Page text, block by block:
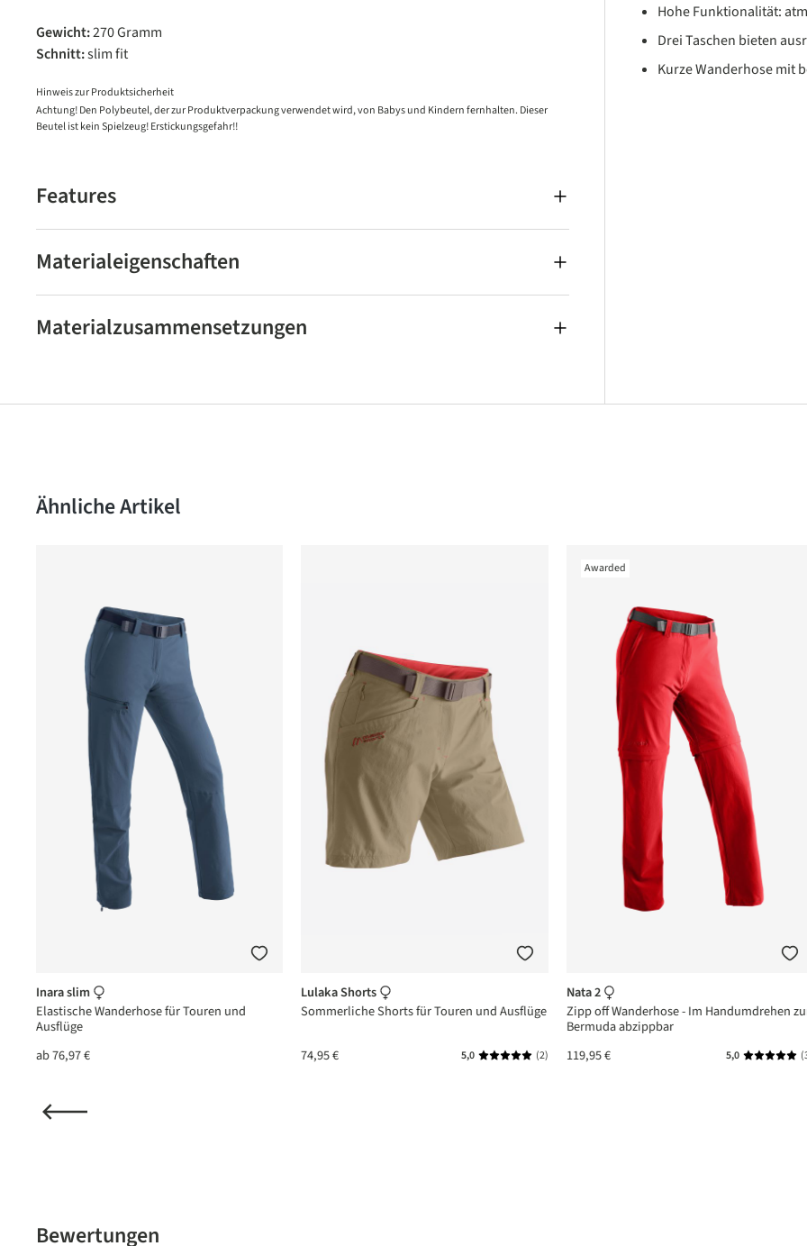
Gewicht:270 Gramm
Schnitt:slim fit
Hinweis zur Produktsicherheit
Achtung! Den Polybeutel, der zur Produktverpackung verwendet wird, von Babys und Kindern fernhalten. Dieser
Beutel ist kein Spielzeug! Erstickungsgefahr!!
Features
Materialeigenschaften
Materialzusammensetzungen
Hohe Funktionalität:
Drei Taschen bieten
Kurze Wanderhose mit
Produktgalerie überspringen
Ähnliche Artikel
Bewertung von 5 von 5 Sternen
Inara slim
Elastische Wanderhose für Touren und
Ausflüge
ab76,97 €
Lulaka Shorts
Sommerliche Shorts für Touren und Ausflüge
74,95 € 5,0 Durchschnittliche Bewertung von 5 von 5 Sternen
(2)
Awarded
Nata 2
Zipp off Wanderhose - Im Handumdrehen
Bermuda abzippbar
119,95 €
5,0
Bewertungen